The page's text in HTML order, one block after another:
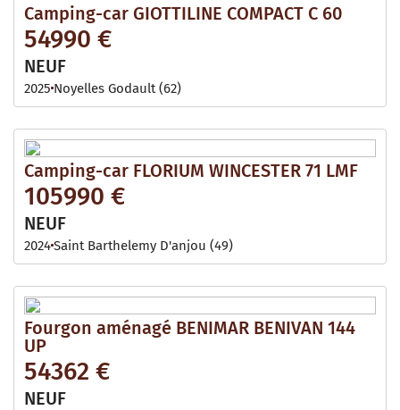
Camping-car GIOTTILINE COMPACT C 60
54990 €
NEUF
2025 Noyelles Godault (62)
Camping-car FLORIUM WINCESTER 71 LMF
105990 €
NEUF
2024Saint Barthelemy D'anjou (49)
Fourgon aménagé BENIMAR BENIVAN 144
UP
54362 €
NEUF